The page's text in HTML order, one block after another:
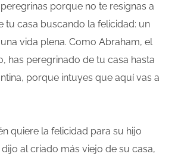
porque no te resignas a
tu casa buscando la felicidad: un
vida plena. Como Abraham, el
has peregrinado de tu casa hasta
porque intuyes que aquí vas a
quiere la felicidad para su hijo
dijo al criado más viejo de su casa,